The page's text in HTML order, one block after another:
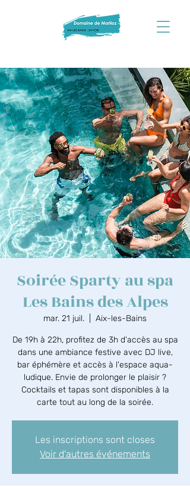
Soirée Sparty au spa
Les Bains des Alpes
mar. 21 juil. Aix-les-Bains
De 19h à 22h, profitez de 3h d'accès au spa
dans une ambiance festive avec DJ live,
bar éphémère et accès à l'espace aqua-
ludique. Envie de prolonger le plaisir ?
Cocktails et tapas sont disponibles à la
carte tout au long de la soirée.
Les inscriptions sont closes
Voir d'autres événements